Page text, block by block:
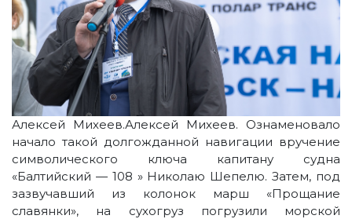
Алексей Михеев.Алексей Михеев. Ознаменовало
начало такой долгожданной навигации вручение
символического ключа капитану судна
«Балтийский — 108 » Николаю Шепелю. Затем, под
зазвучавший из колонок марш «Прощание
славянки», на сухогруз погрузили морской